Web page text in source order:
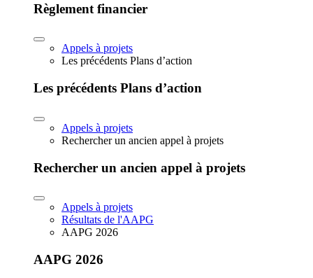
Règlement financier
Appels à projets
Les précédents Plans d’action
Les précédents Plans d’action
Appels à projets
Rechercher un ancien appel à projets
Rechercher un ancien appel à projets
Appels à projets
Résultats de l'AAPG
AAPG 2026
AAPG 2026